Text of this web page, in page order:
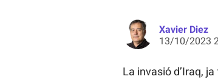
Xavier Diez
13/10/2023
La invasió d’Iraq,